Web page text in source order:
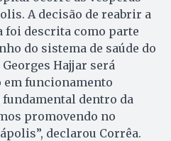
A decisão de reabrir a
foi descrita como parte
do sistema de saúde do
Hajjar será
em funcionamento
dentro da
promovendo no
declarou Corrêa.